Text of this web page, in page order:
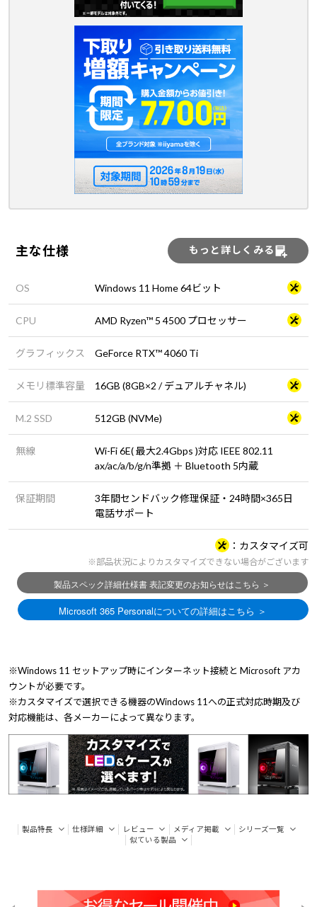
主な仕様 もっと詳しくみる
OS Windows 11 Home 64ビット
CPU AMD Ryzen™ 5 4500 プロセッサー
グラフィックス GeForce RTX™ 4060 Ti
メモリ標準容量 16GB (8GB×2 / デュアルチャネル)
M.2 SSD 512GB (NVMe)
無線
Wi-Fi 6E( 最大2.4Gbps )対応 IEEE 802.11
ax/ac/a/b/g/n準拠 ＋ Bluetooth 5内蔵
保証期間
3年間センドバック修理保証・24時間×365日
電話サポート
カスタマイズ可
※部品状況によりカスタマイズできない場合がございます
※Windows 11 セットアップ時にインターネット接続と Microsoft アカ
ウントが必要です。
※カスタマイズで選択できる機器のWindows 11への正式対応時期及び
対応機能は、各メーカーによって異なります。
製品特長 仕様詳細 レビュー メディア掲載
シリーズ一覧
似ている製品